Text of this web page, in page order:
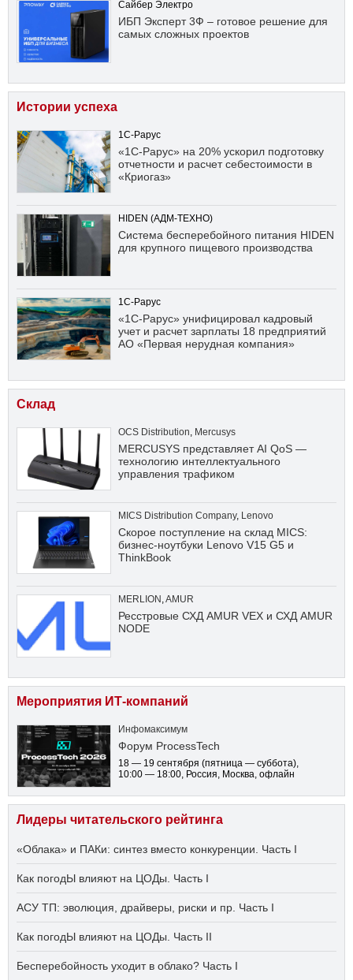
Сайбер Электро
ИБП Эксперт 3Ф – готовое решение для
самых сложных проектов
Истории успеха
1С-Рарус
«1С-Рарус» на 20% ускорил подготовку
отчетности и расчет себестоимости в
«Криогаз»
HIDEN (АДМ-ТЕХНО)
Система бесперебойного питания HIDEN
для крупного пищевого производства
1С-Рарус
«1С-Рарус» унифицировал кадровый
учет и расчет зарплаты 18 предприятий
АО «Первая нерудная компания»
Склад
OCS Distribution Mercusys
MERCUSYS представляет AI QoS —
технологию интеллектуального
управления трафиком
MICS Distribution Company, Lenovo
Скорое поступление на склад MICS:
бизнес-ноутбуки Lenovo V15 G5 и
ThinkBook
MERLION AMUR
Ресстровые СХД AMUR VEX и СХД AMUR
NODE
Мероприятия ИТ-компаний
Инфомаксимум
Форум ProcessTech
18 — 19 сентября (пятница — суббота),
10:00 — 18:00, Россия, Москва, офлайн
Лидеры читательского рейтинга
«Облака» и ПАКи: синтез вместо конкуренции. Часть I
Как погодЫ влияют на ЦОДы. Часть I
АСУ ТП: эволюция, драйверы, риски и пр. Часть I
Как погодЫ влияют на ЦОДы. Часть II
Бесперебойность уходит в облако? Часть I